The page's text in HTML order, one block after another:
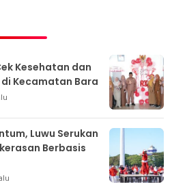
Kesehatan dan
Kecamatan Bara
Luwu Serukan
Berbasis